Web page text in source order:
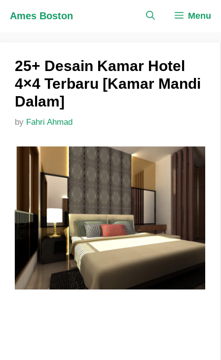
Ames Boston Menu
25+ Desain Kamar Hotel
4×4 Terbaru [Kamar Mandi
Dalam]
by Fahri Ahmad